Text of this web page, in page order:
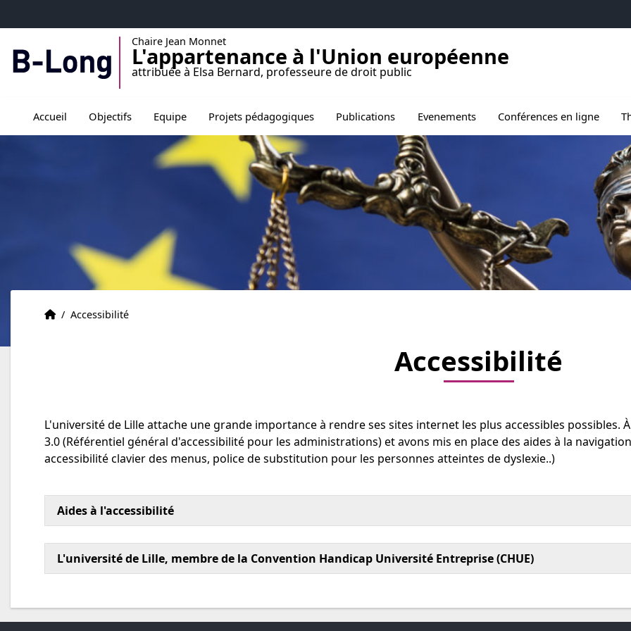
Chaire Jean Monnet
L'appartenance à l'Union européenne
attribuée à Elsa Bernard, professeure de droit public
Accueil Objectifs Equipe Projets pédagogiques Publications Evenements Conférences en ligne
Accueil
Accueil
/ Accessibilité
Accessibilité
L'université de Lille attache une grande importance à rendre ses sites internet les plus accessibles possibles.
3.0 (Référentiel général d'accessibilité pour les administrations) et avons mis en place des aides à la
accessibilité clavier des menus, police de substitution pour les personnes atteintes de dyslexie..)
Aides à l'accessibilité
L'université de Lille, membre de la Convention Handicap Université Entreprise (CHUE)